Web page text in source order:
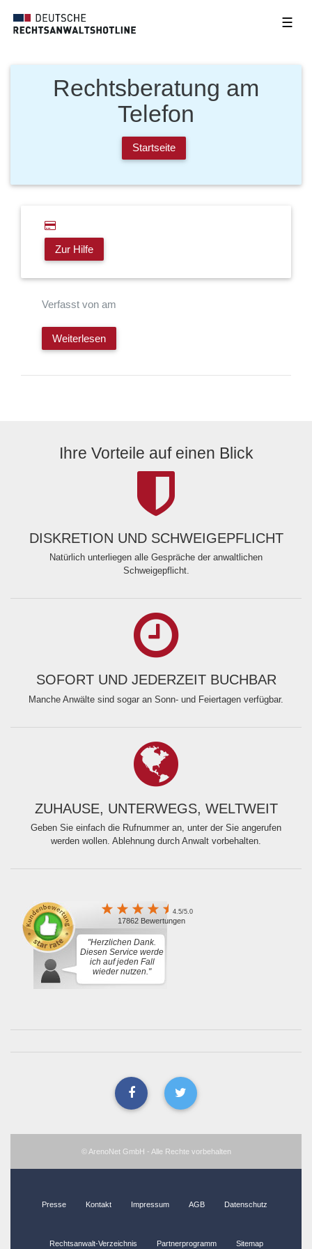
☰
Rechtsberatung am
Telefon
Startseite
Zur Hilfe
Verfasst von am
Weiterlesen
Ihre Vorteile auf einen Blick
DISKRETION UND SCHWEIGEPFLICHT
Natürlich unterliegen alle Gespräche der anwaltlichen
Schweigepflicht.
SOFORT UND JEDERZEIT BUCHBAR
Manche Anwälte sind sogar an Sonn- und Feiertagen verfügbar.
ZUHAUSE, UNTERWEGS, WELTWEIT
Geben Sie einfach die Rufnummer an, unter der Sie angerufen
werden wollen. Ablehnung durch Anwalt vorbehalten.
4.5/5.0
17862 Bewertungen
"Herzlichen Dank.
Diesen Service werde
ich auf jeden Fall
wieder nutzen."
© ArenoNet GmbH - Alle Rechte vorbehalten
Presse Kontakt Impressum AGB Datenschutz
Rechtsanwalt-Verzeichnis Partnerprogramm Sitemap